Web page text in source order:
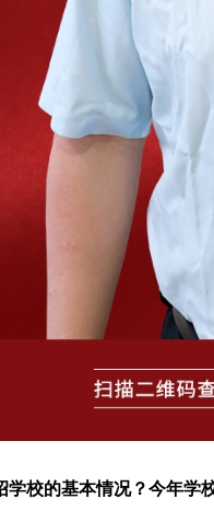
学校的基本情况？今年学